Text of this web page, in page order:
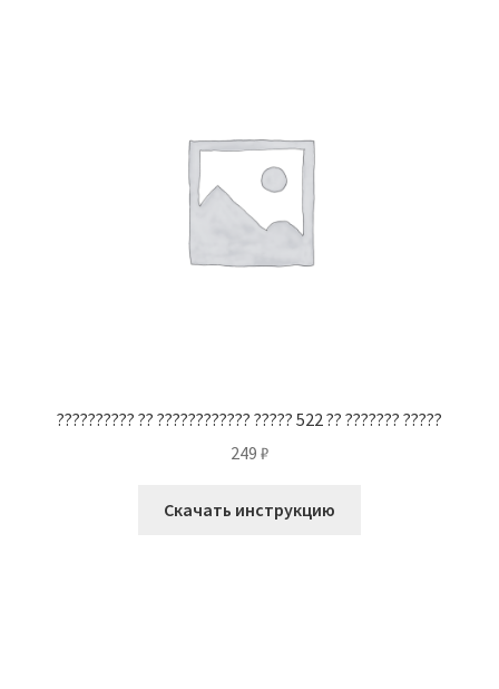
?????????? ?? ???????????? ????? 522 ?? ??????? ?????
249 ₽
Скачать инструкцию